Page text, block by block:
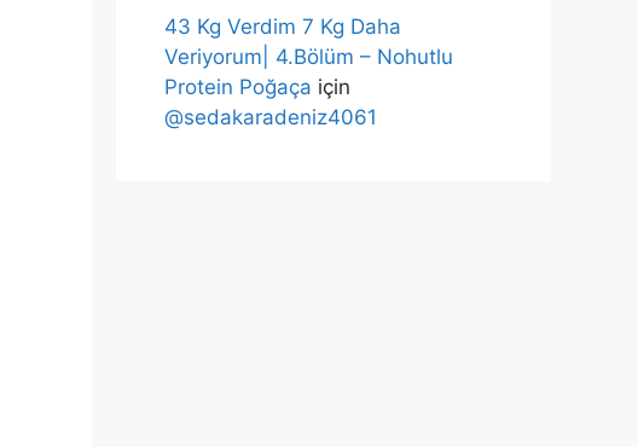
43 Kg Verdim 7 Kg Daha
Veriyorum| 4.Bölüm – Nohutlu
Protein Poğaça için
@sedakaradeniz4061